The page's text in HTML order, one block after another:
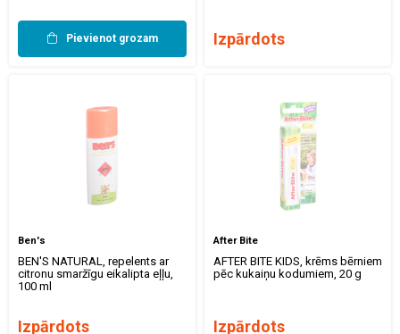
Pievienot grozam Izpārdots
Ben's
BEN'S NATURAL, repelents ar
citronu smaržīgu eikalipta eļļu,
100 ml
Izpārdots
After Bite
AFTER BITE KIDS, krēms bērniem
pēc kukaiņu kodumiem, 20 g
Izpārdots